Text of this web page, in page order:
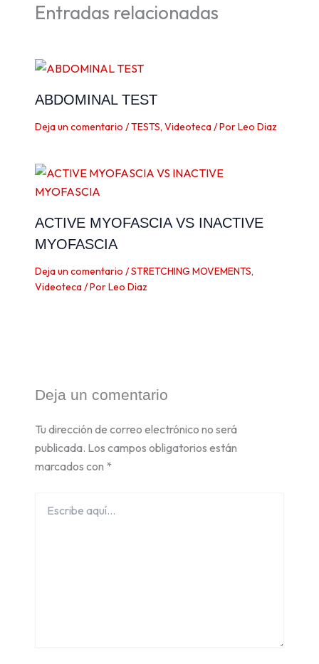
Entradas relacionadas
ABDOMINAL TEST
Deja un comentario /TESTS, Videoteca/ PorLeo Diaz
ACTIVE MYOFASCIA VS INACTIVE
MYOFASCIA
Deja un comentario /STRETCHING MOVEMENTS,
Videoteca/ PorLeo Diaz
Deja un comentario
Tu dirección de correo electrónico no será
publicada. Los campos obligatorios están
marcados con *
aquí...